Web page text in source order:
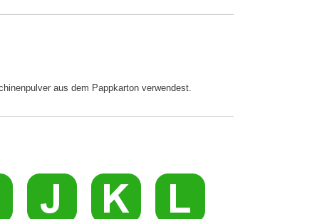
aus dem Pappkarton verwendest.